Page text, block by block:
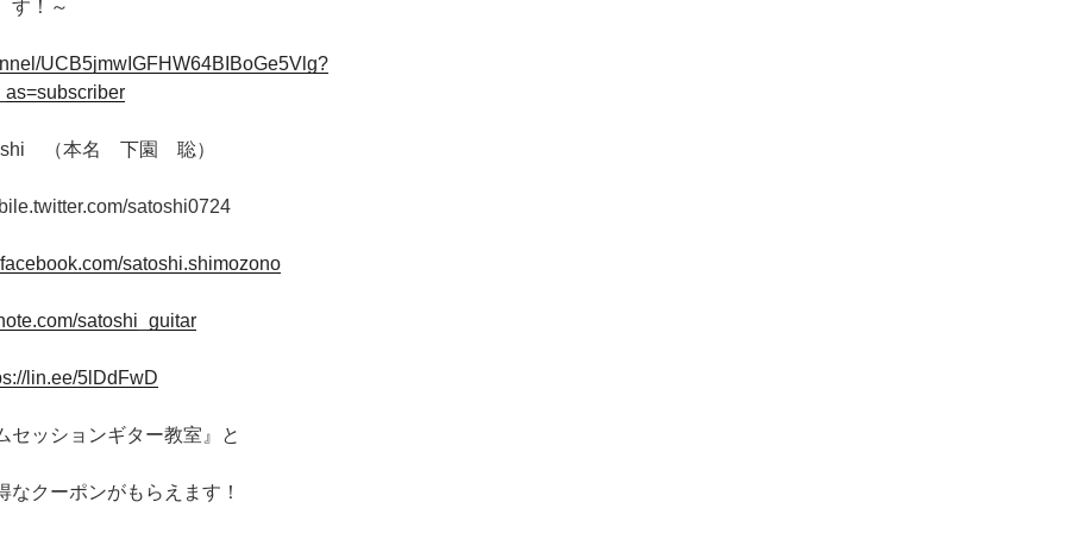
す！～
UCB5jmwIGFHW64BIBoGe5Vlg?
（本名 下園 聡）
satoshi0724
satoshi.shimozono
satoshi_guitar
lin.ee/5lDdFwD
セッションギター教室』と
なクーポンがもらえます！